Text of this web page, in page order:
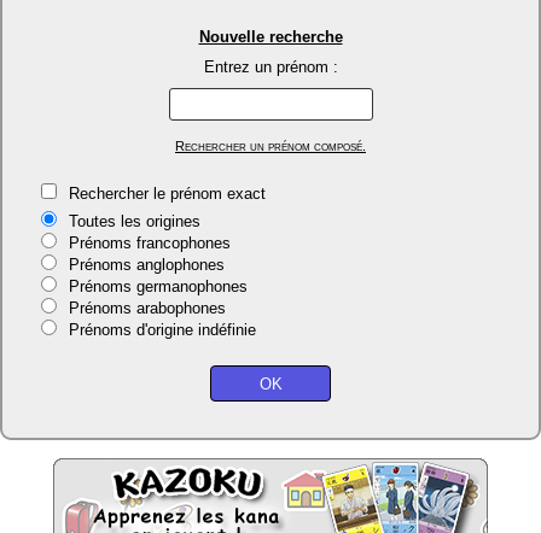
Nouvelle recherche
Entrez un prénom :
Rechercher un prénom composé.
Rechercher le prénom exact
Toutes les origines
Prénoms francophones
Prénoms anglophones
Prénoms germanophones
Prénoms arabophones
Prénoms d'origine indéfinie